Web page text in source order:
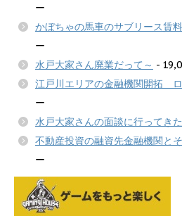
ー
かぼちゃの馬車のサブリース賃
ー
水戸大家さん廃業だって～ -
江戸川エリアの金融機関開拓
ー
水戸大家さんの面談に行ってきた
不動産投資の融資先金融機関と
ー